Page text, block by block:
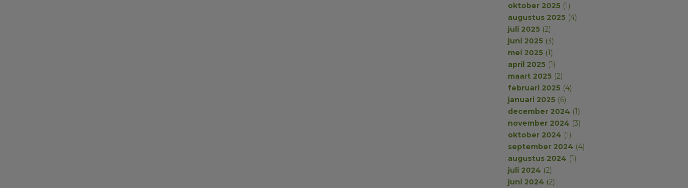
oktober 2025 (1)
augustus 2025 (4)
juli 2025 (2)
juni 2025 (3)
mei 2025 (1)
april 2025 (1)
maart 2025 (2)
februari 2025 (4)
januari 2025 (6)
december 2024 (1)
november 2024 (3)
oktober 2024 (1)
september 2024 (4)
augustus 2024 (1)
juli 2024 (2)
juni 2024 (2)